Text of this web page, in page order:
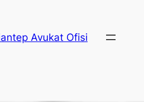
Avukat Ofisi